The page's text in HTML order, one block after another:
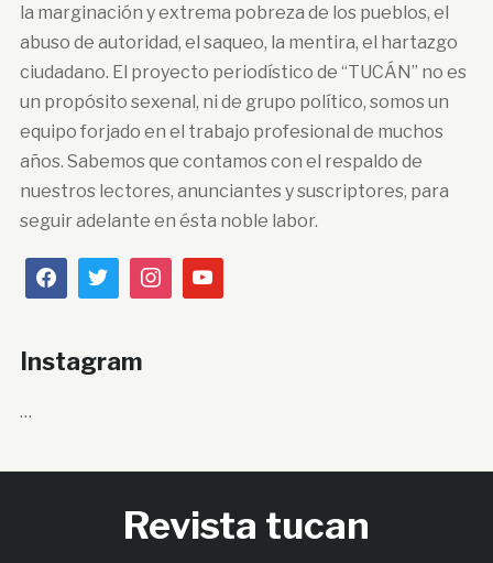
la marginación y extrema pobreza de los pueblos, el
abuso de autoridad, el saqueo, la mentira, el hartazgo
ciudadano. El proyecto periodístico de “TUCÁN” no es
un propósito sexenal, ni de grupo político, somos un
equipo forjado en el trabajo profesional de muchos
años. Sabemos que contamos con el respaldo de
nuestros lectores, anunciantes y suscriptores, para
seguir adelante en ésta noble labor.
Instagram
…
Revista tucan